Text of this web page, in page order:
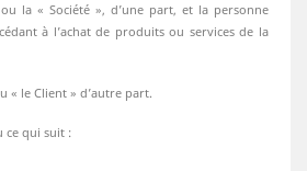
la « Société », d’une part, et la personne
à l’achat de produits ou services de la
« le Client » d’autre part.
ce qui suit :